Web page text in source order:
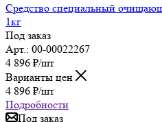
Средство специальный
1кг
Под заказ
Арт.: 00-00022267
4 896 ₽/шт
Варианты цен
4 896 ₽/шт
Подробности
Под заказ